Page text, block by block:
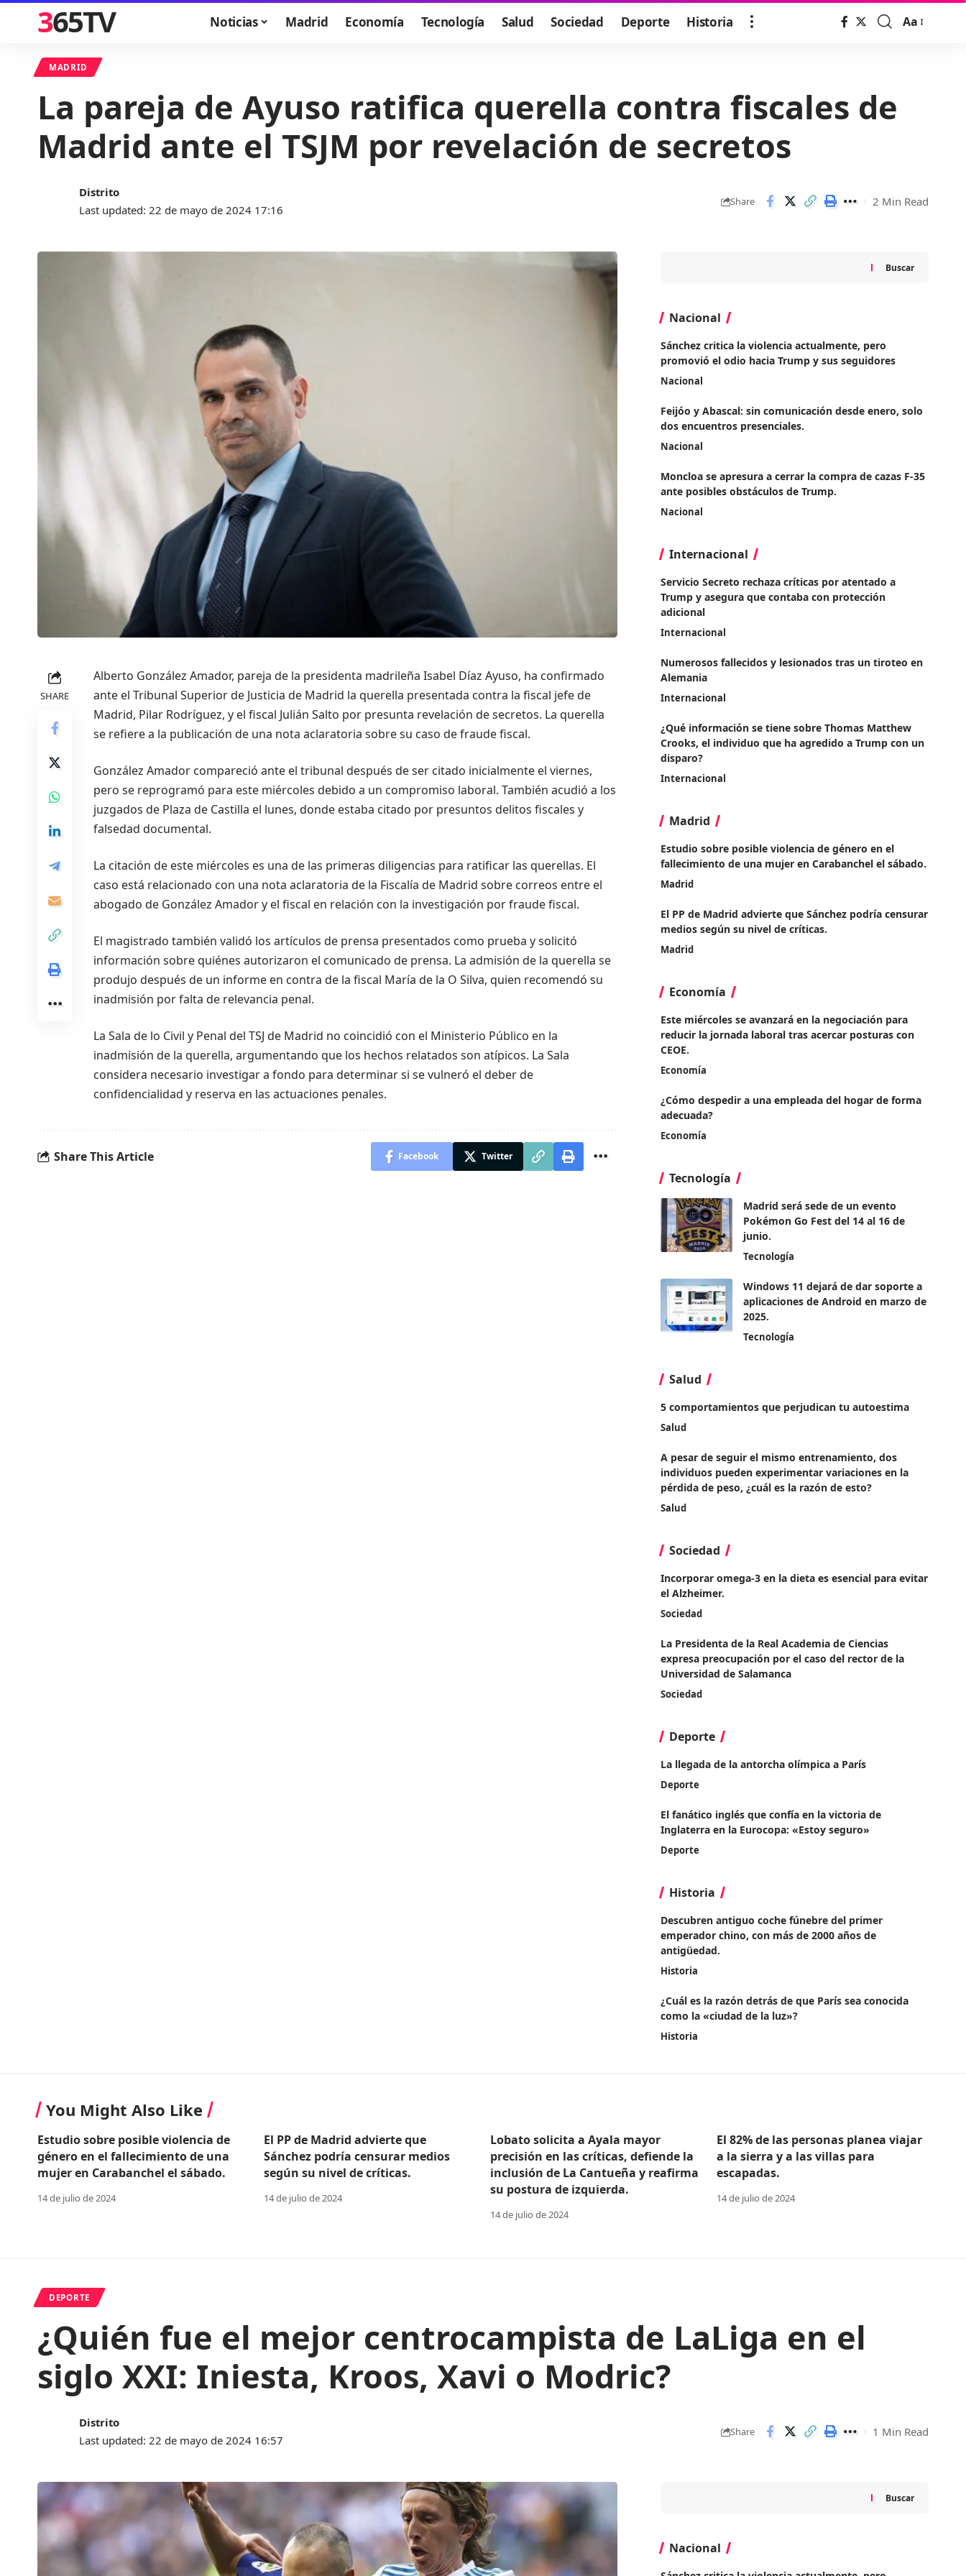
365TV Noticias Madrid Economía Tecnología Salud Sociedad Deporte Historia
Font
Aa
MADRID
La pareja de Ayuso ratifica querella contra fiscales de
Madrid ante el TSJM por revelación de secretos
Last updated: 22 de mayo de 2024 17:16
Distrito
Share 2 Min Read
SHARE
Alberto González Amador, pareja de la presidenta madrileña Isabel Díaz Ayuso, ha confirmado
ante el Tribunal Superior de Justicia de Madrid la querella presentada contra la fiscal jefe de
Madrid, Pilar Rodríguez, y el fiscal Julián Salto por presunta revelación de secretos. La querella
se refiere a la publicación de una nota aclaratoria sobre su caso de fraude fiscal.
González Amador compareció ante el tribunal después de ser citado inicialmente el viernes,
pero se reprogramó para este miércoles debido a un compromiso laboral. También acudió a los
juzgados de Plaza de Castilla el lunes, donde estaba citado por presuntos delitos fiscales y
falsedad documental.
La citación de este miércoles es una de las primeras diligencias para ratificar las querellas. El
caso está relacionado con una nota aclaratoria de la Fiscalía de Madrid sobre correos entre el
abogado de González Amador y el fiscal en relación con la investigación por fraude fiscal.
El magistrado también validó los artículos de prensa presentados como prueba y solicitó
información sobre quiénes autorizaron el comunicado de prensa. La admisión de la querella se
produjo después de un informe en contra de la fiscal María de la O Silva, quien recomendó su
inadmisión por falta de relevancia penal.
La Sala de lo Civil y Penal del TSJ de Madrid no coincidió con el Ministerio Público en la
inadmisión de la querella, argumentando que los hechos relatados son atípicos. La Sala
considera necesario investigar a fondo para determinar si se vulneró el deber de
confidencialidad y reserva en las actuaciones penales.
Share This Article Facebook Twitter
Buscar
Nacional
Sánchez critica la violencia actualmente, pero
promovió el odio hacia Trump y sus seguidores
Nacional
Feijóo y Abascal: sin comunicación desde enero, solo
dos encuentros presenciales.
Nacional
Moncloa se apresura a cerrar la compra de cazas F-35
ante posibles obstáculos de Trump.
Nacional
Internacional
Servicio Secreto rechaza críticas por atentado a
Trump y asegura que contaba con protección
adicional
Internacional
Numerosos fallecidos y lesionados tras un tiroteo en
Alemania
Internacional
¿Qué información se tiene sobre Thomas Matthew
Crooks, el individuo que ha agredido a Trump con un
disparo?
Internacional
Madrid
Estudio sobre posible violencia de género en el
fallecimiento de una mujer en Carabanchel el sábado.
Madrid
El PP de Madrid advierte que Sánchez podría censurar
medios según su nivel de críticas.
Madrid
Economía
Este miércoles se avanzará en la negociación para
reducir la jornada laboral tras acercar posturas con
CEOE.
Economía
¿Cómo despedir a una empleada del hogar de forma
adecuada?
Economía
Tecnología
Madrid será sede de un evento
Pokémon Go Fest del 14 al 16 de
junio.
Tecnología
Windows 11 dejará de dar soporte a
aplicaciones de Android en marzo de
2025.
Tecnología
Salud
5 comportamientos que perjudican tu autoestima
Salud
A pesar de seguir el mismo entrenamiento, dos
individuos pueden experimentar variaciones en la
pérdida de peso, ¿cuál es la razón de esto?
Salud
Sociedad
Incorporar omega-3 en la dieta es esencial para evitar
el Alzheimer.
Sociedad
La Presidenta de la Real Academia de Ciencias
expresa preocupación por el caso del rector de la
Universidad de Salamanca
Sociedad
Deporte
La llegada de la antorcha olímpica a París
Deporte
El fanático inglés que confía en la victoria de
Inglaterra en la Eurocopa: «Estoy seguro»
Deporte
Historia
Descubren antiguo coche fúnebre del primer
emperador chino, con más de 2000 años de
antigüedad.
Historia
¿Cuál es la razón detrás de que París sea conocida
como la «ciudad de la luz»?
Historia
You Might Also Like
Estudio sobre posible violencia de
género en el fallecimiento de una
mujer en Carabanchel el sábado.
14 de julio de 2024
El PP de Madrid advierte que
Sánchez podría censurar medios
según su nivel de críticas.
14 de julio de 2024
Lobato solicita a Ayala mayor
precisión en las críticas, defiende la
inclusión de La Cantueña y reafirma
su postura de izquierda.
14 de julio de 2024
El 82% de las personas planea viajar
a la sierra y a las villas para
escapadas.
14 de julio de 2024
DEPORTE
¿Quién fue el mejor centrocampista de LaLiga en el
siglo XXI: Iniesta, Kroos, Xavi o Modric?
Last updated: 22 de mayo de 2024 16:57
Distrito
Share 1 Min Read
Buscar
Nacional